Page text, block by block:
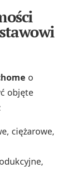
o
objęte
ciężarowe,